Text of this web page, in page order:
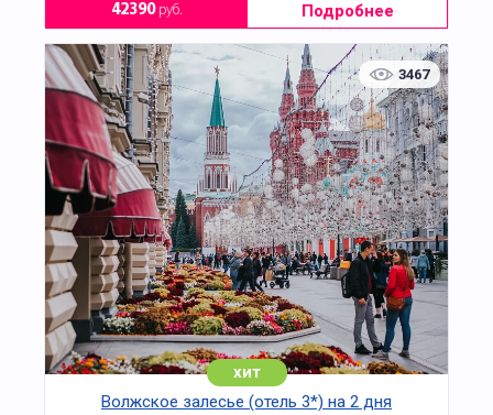
42390руб. Подробнее
3467
хит
Волжское залесье (отель 3*) на 2 дня